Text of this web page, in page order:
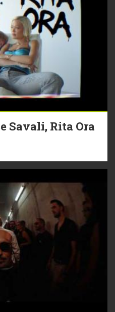
Savali, Rita Ora